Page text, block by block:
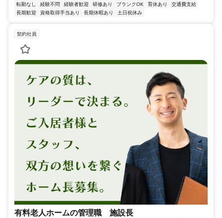
転勤なし
経験不問 経験者歓迎 研修あり ブランクOK 育休あり
交通費支給
長期歓迎
資格取得手当あり 長期休暇あり 土日祝休み
契約社員
有料老人ホームの管理職 施設長